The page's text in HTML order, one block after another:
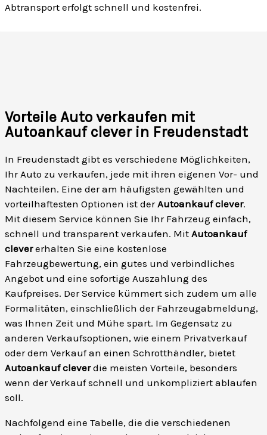
Abtransport erfolgt schnell und kostenfrei.
Vorteile Auto verkaufen mit
Autoankauf clever in Freudenstadt
In Freudenstadt gibt es verschiedene Möglichkeiten,
Ihr Auto zu verkaufen, jede mit ihren eigenen Vor- und
Nachteilen. Eine der am häufigsten gewählten und
vorteilhaftesten Optionen ist derAutoankauf clever.
Mit diesem Service können Sie Ihr Fahrzeug einfach,
schnell und transparent verkaufen. Mit Autoankauf
clevererhalten Sie eine kostenlose
Fahrzeugbewertung, ein gutes und verbindliches
Angebot und eine sofortige Auszahlung des
Kaufpreises. Der Service kümmert sich zudem um alle
Formalitäten, einschließlich der Fahrzeugabmeldung,
was Ihnen Zeit und Mühe spart. Im Gegensatz zu
anderen Verkaufsoptionen, wie einem Privatverkauf
oder dem Verkauf an einen Schrotthändler, bietet
Autoankauf cleverdie meisten Vorteile, besonders
wenn der Verkauf schnell und unkompliziert ablaufen
soll.
Nachfolgend eine Tabelle, die die verschiedenen